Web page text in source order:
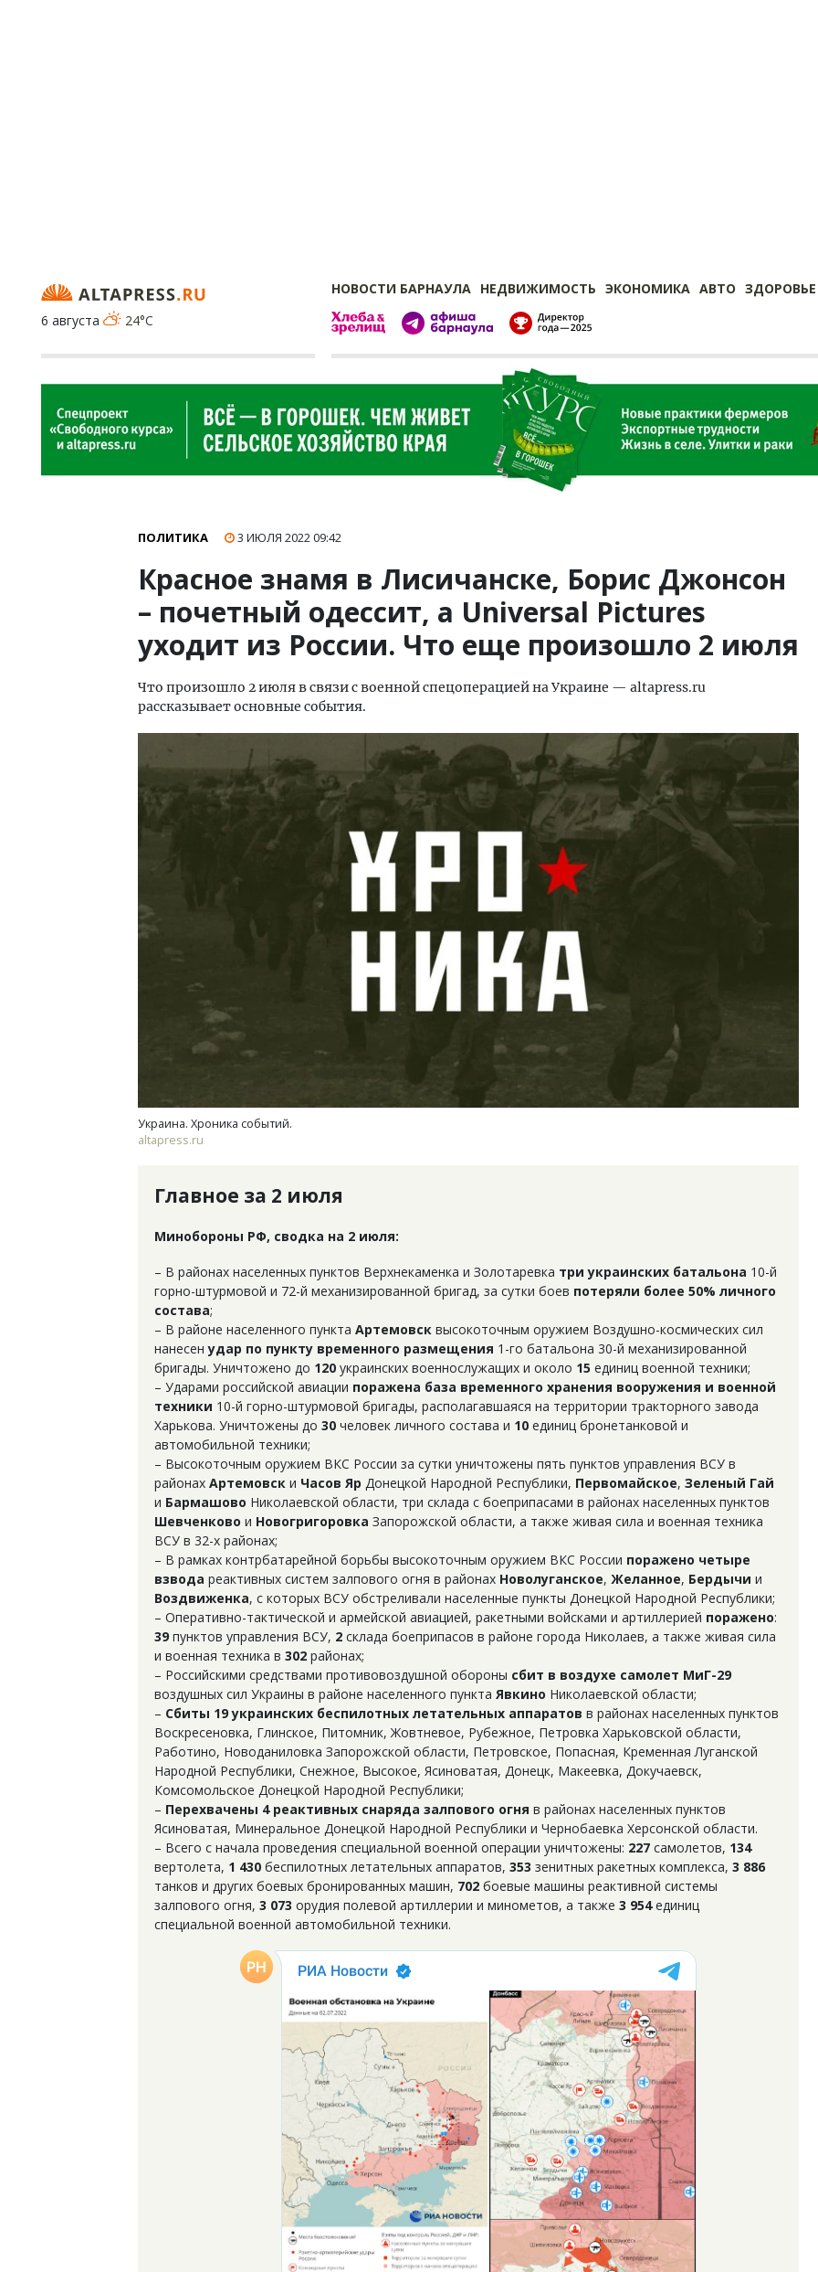
НОВОСТИ БАРНАУЛА НЕДВИЖИМОСТЬ ЭКОНОМИКА АВТО ЗДОРОВЬЕ
6 августа
24°C
ПОЛИТИКА 3 ИЮЛЯ 202209:42
Красное знамя в Лисичанске, Борис Джонсон
– почетный одессит, а Universal Pictures
уходит из России. Что еще произошло 2 июля
Что произошло 2 июля в связи с военной спецоперацией на Украине — altapress.ru
рассказывает основные события.
Украина. Хроника событий.
altapress.ru
Главное за 2 июля
Минобороны РФ, сводка на 2 июля:
– В районах населенных пунктов Верхнекаменка и Золотаревка триукраинских батальона 10-й
горно-штурмовой и 72-й механизированной бригад, за сутки боев потеряли более 50% личного
состава;
– В районе населенного пункта Артемовск высокоточным оружием Воздушно-космических сил
нанесенудар по пункту временного размещения 1-го батальона 30-й механизированной
бригады. Уничтожено до 120 украинских военнослужащих и около 15 единиц военной техники;
– Ударами российской авиации поражена база временного хранения вооружения и военной
техники 10-й горно-штурмовой бригады, располагавшаяся на территории тракторного завода
Харькова. Уничтожены до 30 человек личного состава и 10 единиц бронетанковой и
автомобильной техники;
– Высокоточным оружием ВКС России за сутки уничтожены пять пунктов управления ВСУ в
районах Артемовск и Часов Яр Донецкой Народной Республики, Первомайское, Зеленый Гай
и Бармашово Николаевской области, три склада с боеприпасами в районах населенных пунктов
Шевченково и Новогригоровка Запорожской области, а также живая сила и военная техника
ВСУ в 32-х районах;
– В рамках контрбатарейной борьбы высокоточным оружием ВКС России поражено четыре
взвода реактивных систем залпового огня в районах Новолуганское, Желанное, Бердычи и
Воздвиженка, с которых ВСУ обстреливали населенные пункты Донецкой Народной Республики;
– Оперативно-тактической и армейской авиацией, ракетными войсками и артиллерией поражено:
39 пунктов управления ВСУ, 2 склада боеприпасов в районе города Николаев, а также живая сила
и военная техника в 302 районах;
– Российскими средствами противовоздушной обороны сбит в воздухе самолет МиГ-29
воздушных сил Украины в районе населенного пункта Явкино Николаевской области;
– Сбиты 19 украинских беспилотных летательных аппаратов в районах населенных пунктов
Воскресеновка, Глинское, Питомник, Жовтневое, Рубежное, Петровка Харьковской области,
Работино, Новоданиловка Запорожской области, Петровское, Попасная, Кременная Луганской
Народной Республики, Снежное, Высокое, Ясиноватая, Донецк, Макеевка, Докучаевск,
Комсомольское Донецкой Народной Республики;
– Перехвачены 4 реактивных снаряда залпового огня в районах населенных пунктов
Ясиноватая, Минеральное Донецкой Народной Республики и Чернобаевка Херсонской области.
– Всего с начала проведения специальной военной операции уничтожены: 227 самолетов, 134
вертолета, 1 430 беспилотных летательных аппаратов, 353 зенитных ракетных комплекса, 3 886
танков и других боевых бронированных машин, 702 боевые машины реактивной системы
залпового огня, 3 073 орудия полевой артиллерии и минометов, а также 3 954единиц
специальной военной автомобильной техники.
земли. Мощение крупноформатными
плитами становится новым
стандартом благоустройства
СТРОИТЕЛЬСТВО
Двухуровневые номера и вид на горы.
Каким будет новый апарт-отель
«Белкур» в Белокурихе
ДОМА И КВАРТИРЫ
ЗИАС — об эстетике
трендах в фасадах и
СТРОИТЕЛЬСТВО